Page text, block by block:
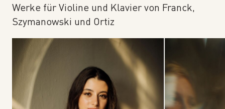
Werke für Violine und Klavier von Franck,
Szymanowski und Ortiz